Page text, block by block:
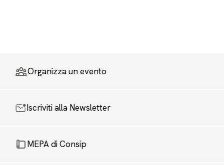
Organizza un evento
Iscriviti alla Newsletter
MEPA di Consip